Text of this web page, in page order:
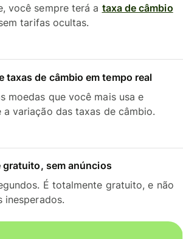
você sempre terá a taxa de câmbio
tarifas ocultas.
taxas de câmbio em tempo real
moedas que você mais usa e
a variação das taxas de câmbio.
gratuito, sem anúncios
É totalmente gratuito, e não
inesperados.